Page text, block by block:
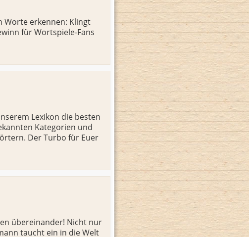
Worte erkennen: Klingt
für Wortspiele-Fans
Lexikon die besten
Kategorien und
Der Turbo für Euer
übereinander! Nicht nur
taucht ein in die Welt